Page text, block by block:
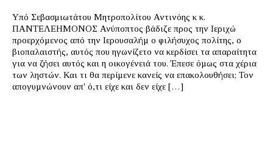
Υπό Σεβασμιωτάτου Μητροπολίτου Αντινόης κ κ.
ΠΑΝΤΕΛΕΗΜΟΝΟΣ Ανύποπτος βάδιζε προς την Ιεριχώ
προερχόµενος από την Ιερουσαλήµ ο φιλήσυχος πολίτης, ο
βιοπαλαιστής, αυτός που ηγωνίζετο να κερδίσει τα απαραίτητα
για να ζήσει αυτός και η οικογένειά του. Έπεσε όµως στα χέρια
των ληστών. Και τι θα περίµενε κανείς να επακολουθήσει; Τον
απογυµνώνουν απ' ό,τι είχε και δεν είχε […]